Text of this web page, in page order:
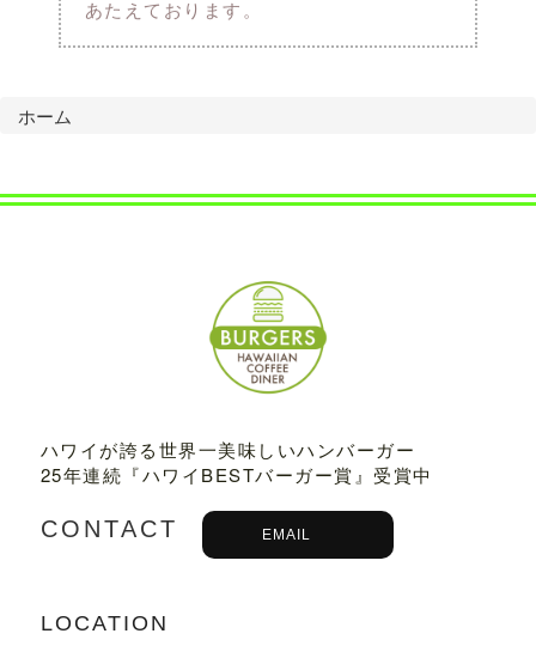
ホーム
ハワイが誇る世界一美味しいハンバーガー
25年連続『ハワイBESTバーガー賞』受賞中
CONTACT EMAIL
LOCATION